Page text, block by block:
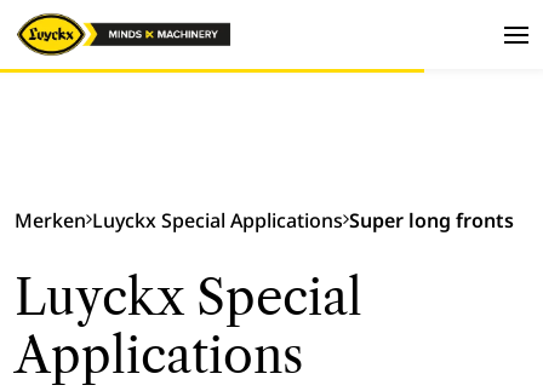
Merken Luyckx Special Applications Super long fronts
Luyckx Special
Applications